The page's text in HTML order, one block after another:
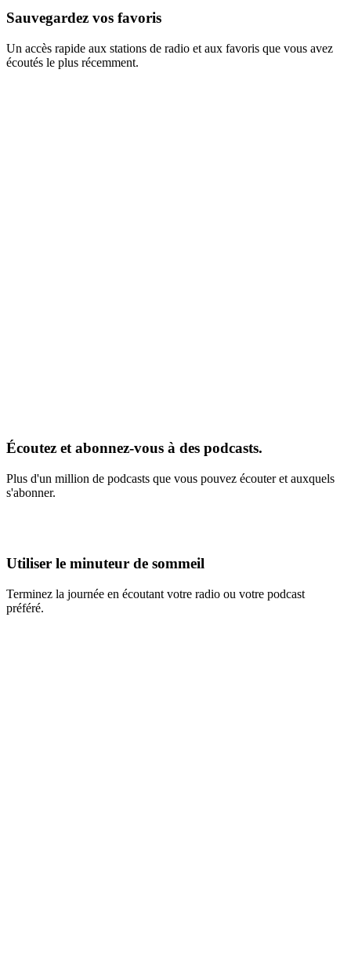
Sauvegardez vos favoris
Un accès rapide aux stations de radio et aux favoris que vous avez
écoutés le plus récemment.
Écoutez et abonnez-vous à des podcasts.
Plus d'un million de podcasts que vous pouvez écouter et auxquels
s'abonner.
Utiliser le minuteur de sommeil
Terminez la journée en écoutant votre radio ou votre podcast
préféré.